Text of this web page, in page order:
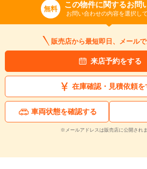
無料 この物件に関するお問
お問い合わせの内容を選択し
販売店から最短即日、メールで
来店予約をする
在庫確認・見積依頼を
車両状態を確認する
※メールアドレスは販売店に公開されま